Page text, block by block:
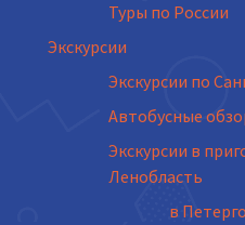
Туры по России
Экскурсии
Экскурсии по
Автобусные
Экскурсии в
Ленобласть
в